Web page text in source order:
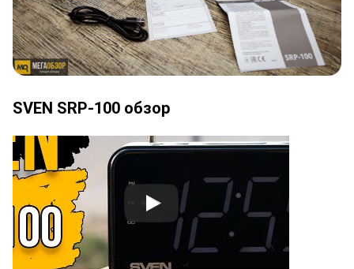
SVEN SRP-100 обзор